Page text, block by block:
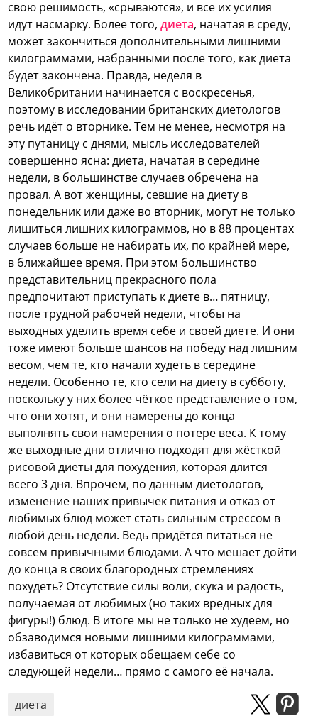
свою решимость, «срываются», и все их усилия
идут насмарку. Более того,диета, начатая в среду,
может закончиться дополнительными лишними
килограммами, набранными после того, как диета
будет закончена. Правда, неделя в
Великобритании начинается с воскресенья,
поэтому в исследовании британских диетологов
речь идёт о вторнике. Тем не менее, несмотря на
эту путаницу с днями, мысль исследователей
совершенно ясна: диета, начатая в середине
недели, в большинстве случаев обречена на
провал. А вот женщины, севшие на диету в
понедельник или даже во вторник, могут не только
лишиться лишних килограммов, но в 88 процентах
случаев больше не набирать их, по крайней мере,
в ближайшее время. При этом большинство
представительниц прекрасного пола
предпочитают приступать к диете в… пятницу,
после трудной рабочей недели, чтобы на
выходных уделить время себе и своей диете. И они
тоже имеют больше шансов на победу над лишним
весом, чем те, кто начали худеть в середине
недели. Особенно те, кто сели на диету в субботу,
поскольку у них более чёткое представление о том,
что они хотят, и они намерены до конца
выполнять свои намерения о потере веса. К тому
же выходные дни отлично подходят для жёсткой
рисовой диеты для похудения, которая длится
всего 3 дня. Впрочем, по данным диетологов,
изменение наших привычек питания и отказ от
любимых блюд может стать сильным стрессом в
любой день недели. Ведь придётся питаться не
совсем привычными блюдами. А что мешает дойти
до конца в своих благородных стремлениях
похудеть? Отсутствие силы воли, скука и радость,
получаемая от любимых (но таких вредных для
фигуры!) блюд. В итоге мы не только не худеем, но
обзаводимся новыми лишними килограммами,
избавиться от которых обещаем себе со
следующей недели… прямо с самого её начала.
диета